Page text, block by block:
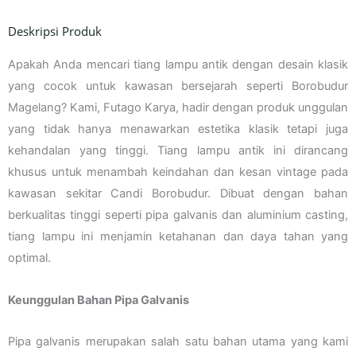
Deskripsi Produk
Apakah Anda mencari tiang lampu antik dengan desain klasik
yang cocok untuk kawasan bersejarah seperti Borobudur
Magelang? Kami, Futago Karya, hadir dengan produk unggulan
yang tidak hanya menawarkan estetika klasik tetapi juga
kehandalan yang tinggi. Tiang lampu antik ini dirancang
khusus untuk menambah keindahan dan kesan vintage pada
kawasan sekitar Candi Borobudur. Dibuat dengan bahan
berkualitas tinggi seperti pipa galvanis dan aluminium casting,
tiang lampu ini menjamin ketahanan dan daya tahan yang
optimal.
Keunggulan Bahan Pipa Galvanis
Pipa galvanis merupakan salah satu bahan utama yang kami